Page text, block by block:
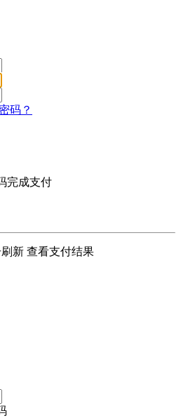
码？
完成支付
新 查看支付结果